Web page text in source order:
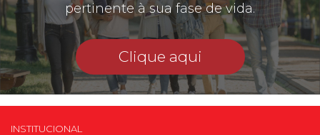
pertinente à sua fase de vida.
Clique aqui
INSTITUCIONAL